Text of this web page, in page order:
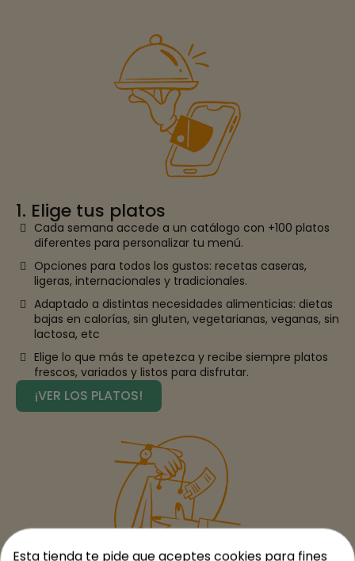
1. Elige tus platos
Cada semana accede a un catálogo con +100 platos
diferentes para personalizar tu menú.
Opciones para todos los gustos: recetas caseras,
ligeras, internacionales y tradicionales.
Adaptado a distintas necesidades alimenticias: dietas
bajas en calorías, sin gluten, vegetarianas, veganas, sin
lactosa, etc
Elige lo que más te apetezca y recibe siempre platos
frescos, variados y listos para disfrutar.
¡VER LOS PLATOS!
Esta tienda te pide que aceptes cookies para fines